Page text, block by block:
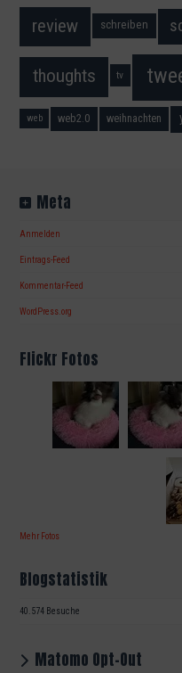
review schreiben
thoughts tv
web web2.0 weihnachten
Meta
Anmelden
Eintrags-Feed
Kommentar-Feed
WordPress.org
Flickr Fotos
Mehr Fotos
Blogstatistik
40.574 Besuche
Matomo Opt-Out